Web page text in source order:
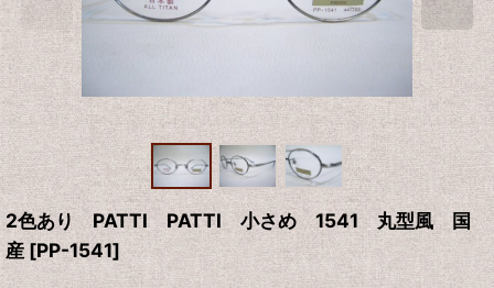
2色あり PATTI PATTI 小さめ 1541 丸型風 国
産 [PP-1541]